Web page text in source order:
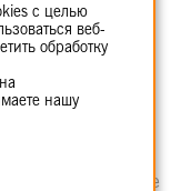
на
нашу
на сайте
с целью
веб-
обработку
нашу